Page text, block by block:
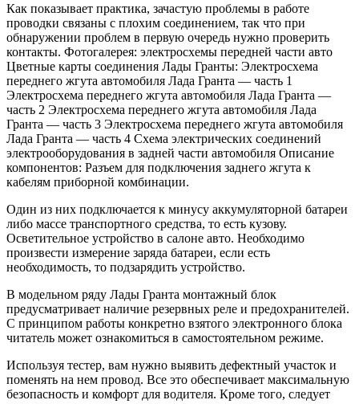
Как показывает практика, зачастую проблемы в работе
проводки связаны с плохим соединением, так что при
обнаружении проблем в первую очередь нужно проверить
контакты. Фотогалерея: электросхемы передней части авто
Цветные карты соединения Лады Гранты: Электросхема
переднего жгута автомобиля Лада Гранта — часть 1
Электросхема переднего жгута автомобиля Лада Гранта —
часть 2 Электросхема переднего жгута автомобиля Лада
Гранта — часть 3 Электросхема переднего жгута автомобиля
Лада Гранта — часть 4 Схема электрических соединений
электрооборудования в задней части автомобиля Описание
компонентов: Разъем для подключения заднего жгута к
кабелям приборной комбинации.
Один из них подключается к минусу аккумуляторной батареи
либо массе транспортного средства, то есть кузову.
Осветительное устройство в салоне авто. Необходимо
произвести измерение заряда батареи, если есть
необходимость, то подзарядить устройство.
В модельном ряду Лады Гранта монтажный блок
предусматривает наличие резервных реле и предохранителей.
С принципом работы конкретно взятого электронного блока
читатель может ознакомиться в самостоятельном режиме.
Используя тестер, вам нужно выявить дефектный участок и
поменять на нем провод. Все это обеспечивает максимальную
безопасность и комфорт для водителя. Кроме того, следует